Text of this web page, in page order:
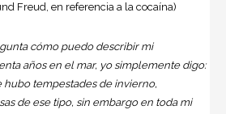
Freud, en referencia a la cocaína)
cómo puedo describir mi
años en el mar, yo simplemente digo:
hubo tempestades de invierno,
de ese tipo, sin embargo en toda mi